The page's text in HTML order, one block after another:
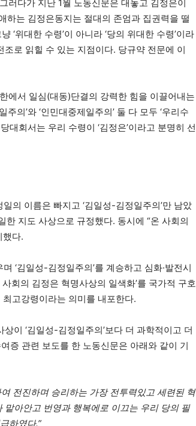
러다가 지난 1월 노동신문은 대놓고 김정은이
하는 김정은동지는 절대의 존엄과 집권력을 떨
‘위대한 수령’이 아니라 ‘당의 위대한 수령’이라
로 읽힐 수 있는 지점이다. 당규약 전문에 이
에서 일심(대동)단결의 강력한 힘을 이끌어내는
의’와 ‘인민대중제일주의’ 둘 다 모두 ‘우리수
대회서는 우리 수령이 ‘김정은’이라고 분명히 선
의 이름은 빠지고 ‘김일성-김정일주의’만 남았
한 지도 사상으로 규정했다. 동시에 “온 사회의
했다.
‘김일성-김정일주의’를 계승하고 심화·발전시
회의 김정은 혁명사상의 일색화’를 국가적 구호
고강령이라는 의미를 내포한다.
이 ‘김일성-김정일주의’보다 더 과학적이고 더
증 관련 보도를 한 노동신문은 아래와 같이 기
전진하며 승리하는 가장 전투력있고 세련된 혁
아안고 번영과 행복에로 이끄는 우리 당의 필
하였다.”